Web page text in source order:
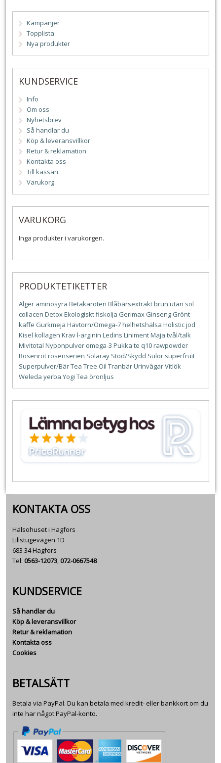
Kampanjer
Topplista
Nya produkter
KUNDSERVICE
Info
Om oss
Nyhetsbrev
Så handlar du
Köp & leveransvillkor
Retur & reklamation
Kontakta oss
Till kassan
Varukorg
VARUKORG
Inga produkter i varukorgen.
PRODUKTETIKETTER
Alger aminosyra Betakaroten Blåbärsextraktbrun utan sol
collacen DetoxEkologisktfiskolja Gerimax Ginseng Grönt
kaffe Gurkmeja Havtorn/Omega-7helhetshälsa Holisticjod
Kisel kollagen Kravl-arginin Ledins LinimentMaja tvål/talk
Mivitotal Nyponpulver omega-3 Pukka te q10rawpowder
Rosenrotrosenserien Solaray Stöd/Skydd Sulor superfruit
Superpulver/BärTea Tree Oil TranbärUrinvägarVitlök
Weleda yerba Yogi Tea öronljus
KONTAKTA OSS
Hälsohuset i Hagfors
Lillstugevägen 1D
683 34 Hagfors
Tel: 0563-12073,072-0667548
KUNDSERVICE
Så handlar du
Köp & leveransvillkor
Retur & reklamation
Kontakta oss
Cookies
BETALSÄTT
Betala via PayPal. Du kan betala med kredit- eller bankkort om du
inte har något PayPal-konto.